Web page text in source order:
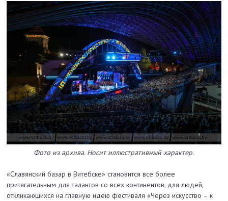
Фото из архива. Носит иллюстративный характер.
«Славянский базар в Витебске» становится все более
притягательным для талантов со всех континентов, для людей,
откликающихся на главную идею фестиваля «Через искусство – к